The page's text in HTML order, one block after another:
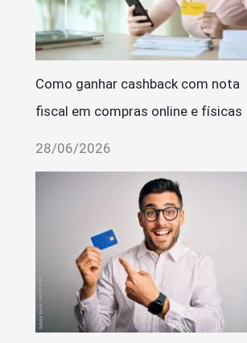
Como ganhar cashback com nota
fiscal em compras online e físicas
28/06/2026